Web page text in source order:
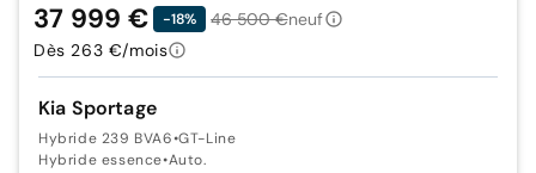
Kia Sportage
Hybride 239 BVA6•GT-Line
Hybride essence•Auto.
37 999 € -18% 46 500 €neuf
Dès 263 €/mois